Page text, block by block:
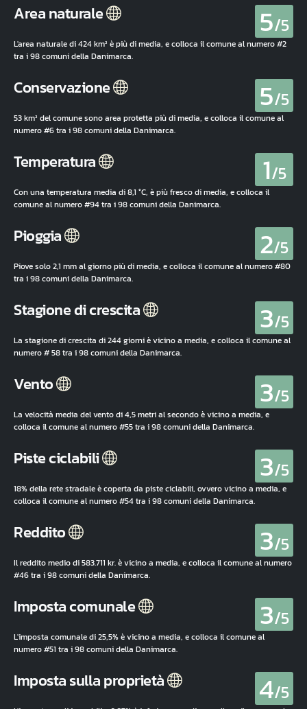
Area naturale 5/5
L'area naturale di 424 km² è più di media, e colloca il comune al numero #2
tra i 98 comuni della Danimarca.
Conservazione 5/5
53 km² del comune sono area protetta più di media, e colloca il comune al
numero #6 tra i 98 comuni della Danimarca.
Temperatura 1/5
Con una temperatura media di 8,1 °C, è più fresco di media, e colloca il
comune al numero #94 tra i 98 comuni della Danimarca.
Pioggia 2/5
Piove solo 2,1 mm al giorno più di media, e colloca il comune al numero #80
tra i 98 comuni della Danimarca.
Stagione di crescita 3/5
La stagione di crescita di 244 giorni è vicino a media, e colloca il comune al
numero # 58 tra i 98 comuni della Danimarca.
Vento 3/5
La velocità media del vento di 4,5 metri al secondo è vicino a media, e
colloca il comune al numero #55 tra i 98 comuni della Danimarca.
Piste ciclabili 3/5
18% della rete stradale è coperta da piste ciclabili, ovvero vicino a media, e
colloca il comune al numero #54 tra i 98 comuni della Danimarca.
Reddito 3/5
Il reddito medio di 583.711 kr. è vicino a media, e colloca il comune al numero
#46 tra i 98 comuni della Danimarca.
Imposta comunale 3/5
L'imposta comunale di 25,5% è vicino a media, e colloca il comune al
numero #51 tra i 98 comuni della Danimarca.
Imposta sulla proprietà 4/5